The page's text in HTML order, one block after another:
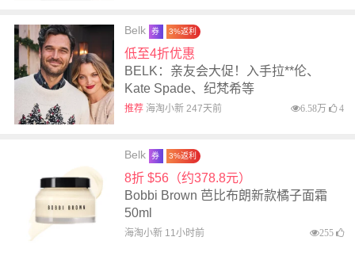
Belk 券 3%返利
低至4折优惠
BELK：亲友会大促！入手拉**伦、
Kate Spade、纪梵希等
推荐海淘小新 247天前 6.58万 4
Belk 券 3%返利
8折 $56（约378.8元）
Bobbi Brown 芭比布朗新款橘子面霜
50ml
海淘小新 11小时前 255